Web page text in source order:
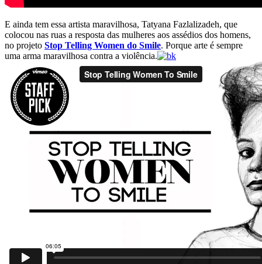
E ainda tem essa artista maravilhosa, Tatyana Fazlalizadeh, que
colocou nas ruas a resposta das mulheres aos assédios dos homens,
no projeto Stop Telling Women do Smile. Porque arte é sempre
uma arma maravilhosa contra a violência.